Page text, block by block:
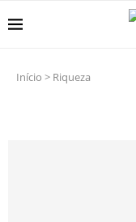
Início > Riqueza